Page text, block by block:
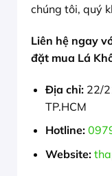
chúng tôi, quý
Liên hệ ngay
đặt mua Lá
Địa chỉ:22/
TP.HCM
Hotline:
Website: